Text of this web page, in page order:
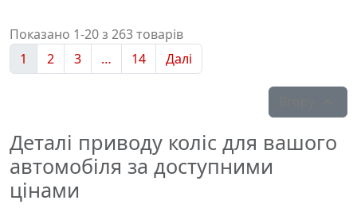
Показано 1-20 з 263 товарів
1
2 3 … 14 Далі
Деталі приводу коліс для вашого
автомобіля за доступними
цінами